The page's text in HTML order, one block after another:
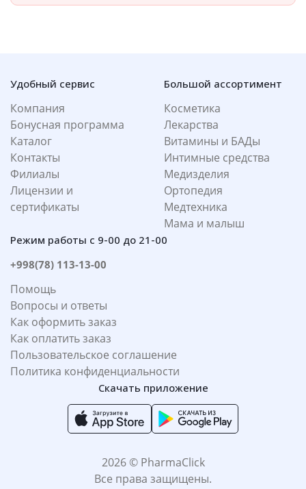
Удобный сервис
Компания
Бонусная программа
Каталог
Контакты
Филиалы
Лицензии и
сертификаты
Большой ассортимент
Косметика
Лекарства
Витамины и БАДы
Интимные средства
Медизделия
Ортопедия
Медтехника
Мама и малыш
Режим работы с 9-00 до 21-00
+998(78) 113-13-00
Помощь
Вопросы и ответы
Как оформить заказ
Как оплатить заказ
Пользовательское соглашение
Политика конфиденциальности
Скачать приложение
2026 © PharmaClick
Все права защищены.